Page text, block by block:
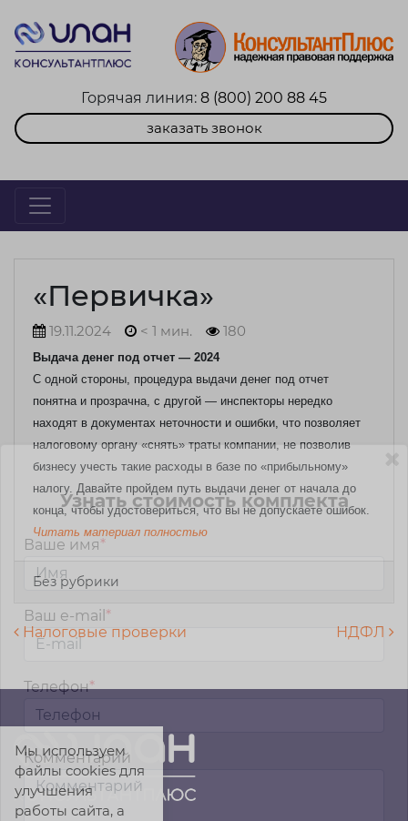
Горячая линия: 8 (800) 200 88 45
заказать звонок
«Первичка»
19.11.2024 < 1 мин. 180
Выдача денег под отчет — 2024
С одной стороны, процедура выдачи денег под отчет
понятна и прозрачна, с другой — инспекторы нередко
находят в документах неточности и ошибки, что позволяет
налоговому органу «снять» траты компании, не позволив
бизнесу учесть такие расходы в базе по «прибыльному»
налогу. Давайте пройдем путь выдачи денег от начала до
конца, чтобы удостовериться, что вы не допускаете ошибок.
Читать материал полностью
Без рубрики
Навигация по записям
Налоговые проверки НДФЛ
Узнать стоимость комплекта
Ваше имя*
Ваш e-mail *
Телефон*
Комментарий
Мы используем
файлы cookies для
улучшения
работы сайта, а